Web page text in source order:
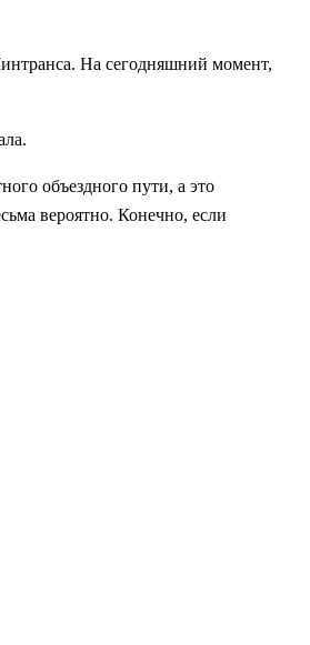
На сегодняшний момент,
объездного пути, а это
вероятно. Конечно, если